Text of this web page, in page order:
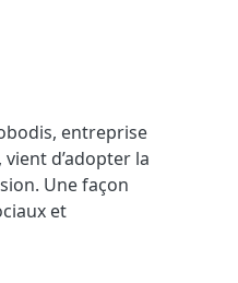
entreprise
d’adopter la
Une façon
et